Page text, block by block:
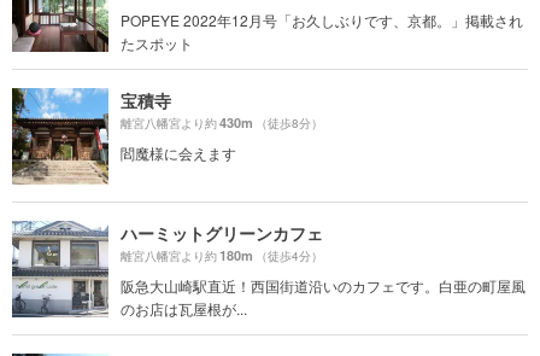
POPEYE 2022年12月号「お久しぶりです、京都。」掲載され
たスポット
宝積寺
離宮八幡宮より約430m （徒歩8分）
閻魔様に会えます
ハーミットグリーンカフェ
離宮八幡宮より約180m （徒歩4分）
阪急大山崎駅直近！西国街道沿いのカフェです。白亜の町屋風
のお店は瓦屋根が...